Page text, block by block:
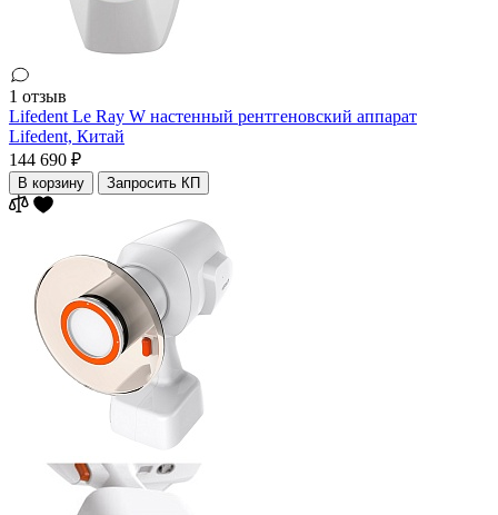
1 отзыв
Lifedent Le Ray W настенный рентгеновский аппарат
Lifedent, Китай
144 690 ₽
В корзину Запросить КП